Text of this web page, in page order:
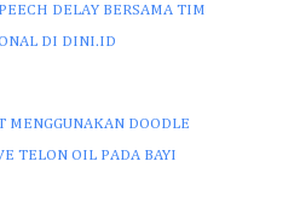
DELAY BERSAMA TIM
DI DINI.ID
MENGGUNAKAN DOODLE
TELON OIL PADA BAYI